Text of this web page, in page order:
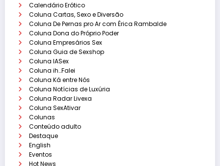
Calendário Erótico
Coluna Cartas, Sexo e Diversão
Coluna De Pernas pro Ar com Érica Rambalde
Coluna Dona do Próprio Poder
Coluna Empresários Sex
Coluna Guia de Sexshop
Coluna IASex
Coluna ih…Falei
Coluna Ká entre Nós
Coluna Notícias de Luxúria
Coluna Radar Livexa
Coluna SexAtivar
Colunas
Conteúdo adulto
Destaque
English
Eventos
Hot News